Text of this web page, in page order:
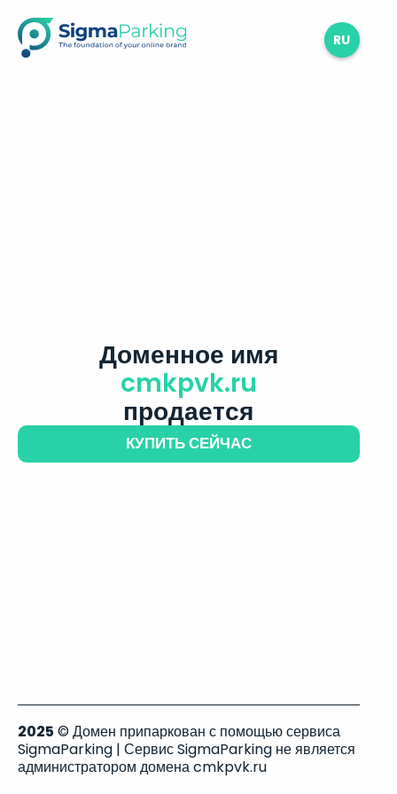
RU
Доменное имя
cmkpvk.ru
продается
КУПИТЬ СЕЙЧАС
2025 © Домен припаркован с помощью сервиса
SigmaParking | Сервис SigmaParking не является
администратором домена cmkpvk.ru